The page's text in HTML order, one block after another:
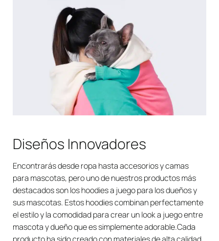
Diseños Innovadores
Encontrarás desde ropa hasta accesorios y camas
para mascotas, pero uno de nuestros productos más
destacados son los hoodies a juego para los dueños y
sus mascotas. Estos hoodies combinan perfectamente
el estilo y la comodidad para crear un look a juego entre
mascota y dueño que es simplemente adorable.Cada